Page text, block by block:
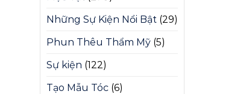
Những Sự Kiện Nổi Bật (29)
Phun Thêu Thẩm Mỹ (5)
Sự kiện (122)
Tạo Mẫu Tóc (6)